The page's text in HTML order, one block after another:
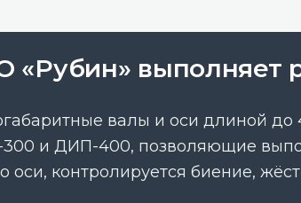
«Рубин» выполняет
валы и оси длиной до
и ДИП-400, позволяющие
оси, контролируется биение,